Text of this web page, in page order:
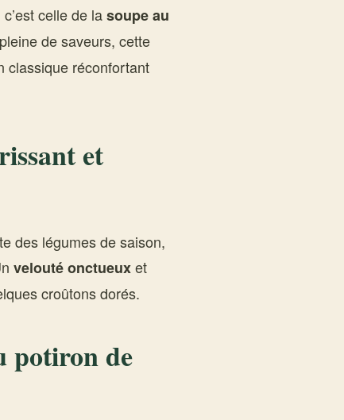
celle de lasoupe au
de saveurs, cette
classique réconfortant
et
des légumes de saison,
velouté onctueuxet
croûtons dorés.
potiron de